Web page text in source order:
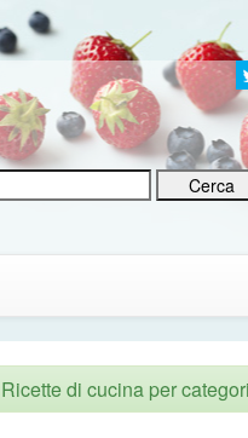
Ricette di cucina per